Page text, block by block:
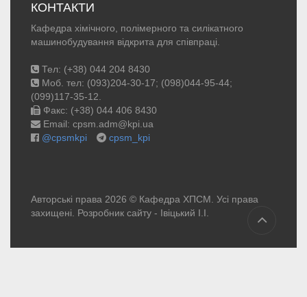
КОНТАКТИ
Кафедра хімічного, полімерного та силікатного
машинобудування відкрита для співпраці.
Тел: (+38) 044 204 8430
Моб. тел: (093)204-30-17; (098)044-95-44;
(099)117-35-12.
Факс: (+38) 044 406 8430
Email: cpsm.adm@kpi.ua
@cpsmkpi
cpsm_kpi
Авторські права 2026 © Кафедра ХПСМ. Усі права
захищені. Розробник сайту - Івіцький І.І.